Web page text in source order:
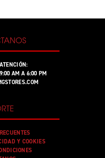
AM A 6:00 PM
Y COOKIES